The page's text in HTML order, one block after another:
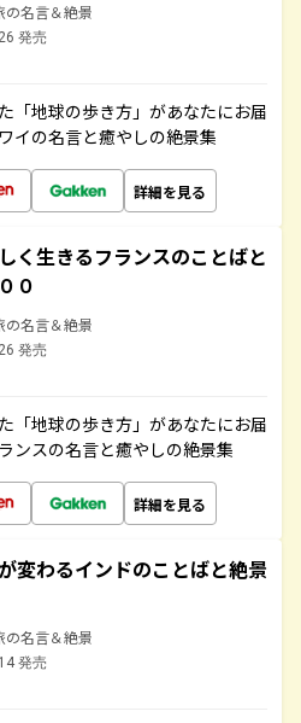
の名言＆絶景
発売
「地球の歩き方」があなたにお届
イの名言と癒やしの絶景集
詳細を見る
く生きるフランスのことばと
０
の名言＆絶景
発売
「地球の歩き方」があなたにお届
ンスの名言と癒やしの絶景集
詳細を見る
変わるインドのことばと絶景
の名言＆絶景
発売